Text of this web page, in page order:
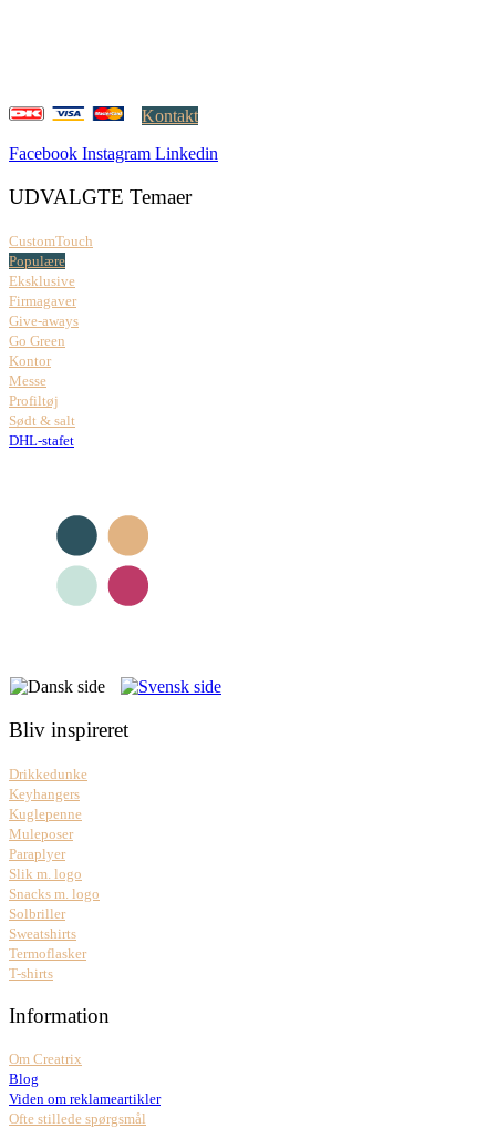
Kontakt
Facebook Instagram Linkedin
UDVALGTE Temaer
CustomTouch
Populære
Eksklusive
Firmagaver
Give-aways
Go Green
Kontor
Messe
Profiltøj
Sødt & salt
DHL-stafet
Bliv inspireret
Drikkedunke
Keyhangers
Kuglepenne
Muleposer
Paraplyer
Slik m. logo
Snacks m. logo
Solbriller
Sweatshirts
Termoflasker
T-shirts
Information
Om Creatrix
Blog
Viden om reklameartikler
Ofte stillede spørgsmål